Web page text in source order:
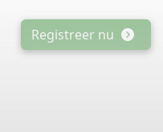
Registreer nu